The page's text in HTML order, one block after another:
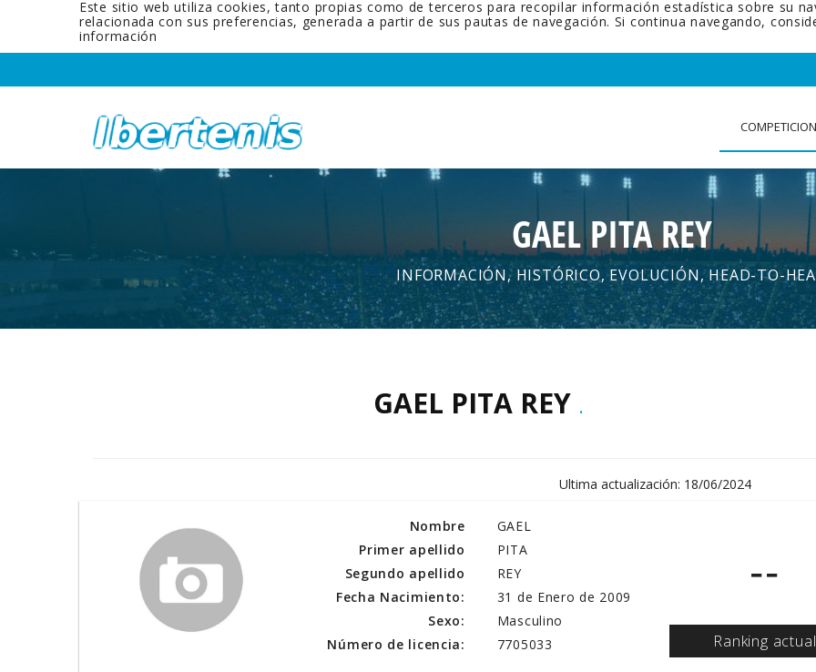
Este sitio web utiliza cookies, tanto propias como de terceros para recopilar información estadística sobre su
relacionada con sus preferencias, generada a partir de sus pautas de navegación. Si continua navegando,
información
GAEL PITA REY
INFORMACIÓN, HISTÓRICO, EVOLUCIÓN, HEAD-TO-
GAEL PITA REY .
Ultima actualización: 18/06/2024
Nombre
Primer apellido
Segundo apellido
Fecha Nacimiento:
Sexo:
Número de licencia:
GAEL
PITA
REY
31 de Enero de 2009
Masculino
7705033
--
Ranking actual